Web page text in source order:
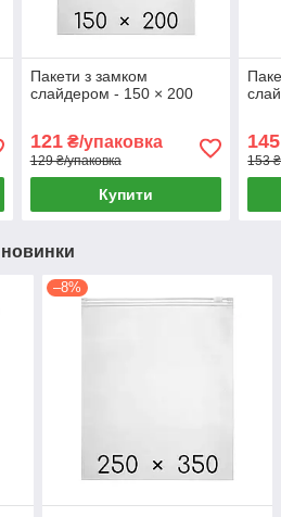
Пакети з замком
слайдером - 150 × 200
121₴/упаковка
129 ₴/упаковка
Купити
145
153
новинки
–8%